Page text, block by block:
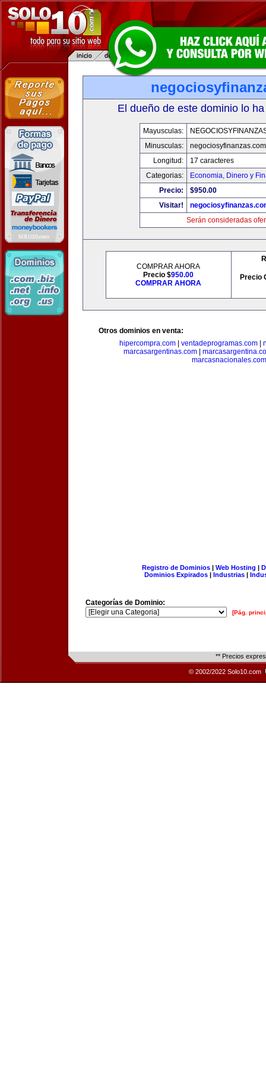
El dueño de este dominio lo
Mayusculas:
Minusculas:
negociosyfinanzas.com
Longitud:
17 caracteres
Categorias:
Economia, Dinero y
Precio:
$950.00
Visitar!
Serán consideradas
COMPRAR AHORA
Precio $950.00
COMPRAR AHORA
Precio
Otros dominios en venta:
hipercompra.com
ventadeprogramas.com
marcasargentinas.com
marcasnacionales.com
Registro de Dominios| Web Hosting |
Dominios Expirados | Industrias |
Categorías de Dominio:
[Pág.
** Precios
© 2002/2022 Solo10.com